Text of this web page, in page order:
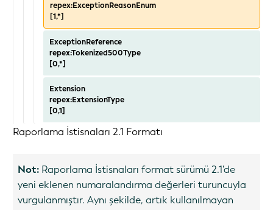
repex:ExceptionReasonEnum
[1,*]
ExceptionReference
repex:Tokenized500Type
[0,*]
Extension
repex:ExtensionType
[0,1]
Raporlama İstisnaları 2.1 Formatı
Not: Raporlama İstisnaları format sürümü 2.1'de
yeni eklenen numaralandırma değerleri turuncuyla
vurgulanmıştır. Aynı şekilde, artık kullanılmayan